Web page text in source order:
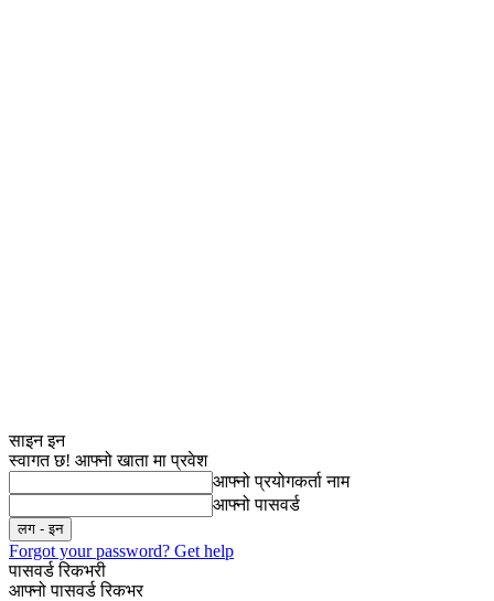
साइन इन
स्वागत छ! आफ्नो खाता मा प्रवेश
आफ्नो प्रयोगकर्ता नाम
आफ्नो पासवर्ड
Forgot your password? Get help
पासवर्ड रिकभरी
आफ्नो पासवर्ड रिकभर